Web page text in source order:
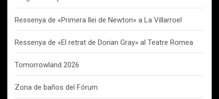
Ressenya de «Primera llei de Newton» a La Villarroel
Ressenya de «El retrat de Dorian Gray» al Teatre Romea
Tomorrowland 2026
Zona de baños del Fórum